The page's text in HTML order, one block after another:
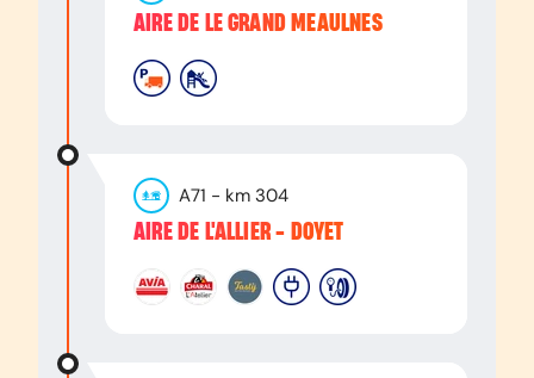
AIRE DE LE GRAND MEAULNES
A71 - km 304
AIRE DE L'ALLIER - DOYET